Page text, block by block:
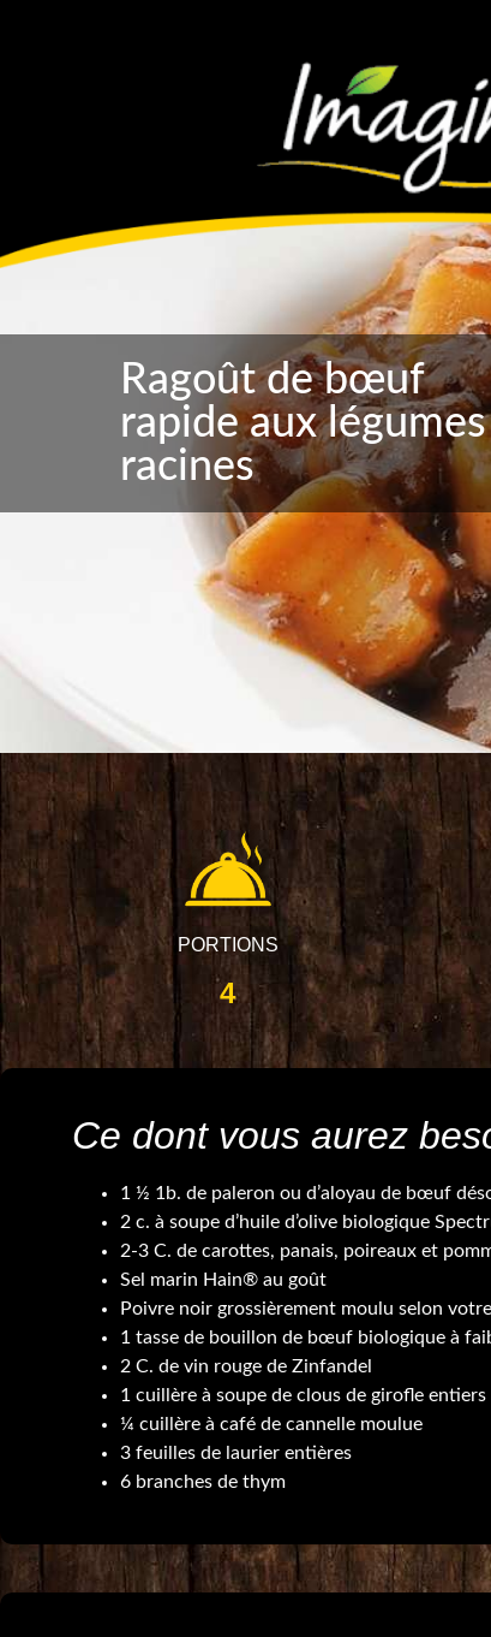
Ragoût de bœuf
rapide aux légumes
racines
PORTIONS
4
Ce dont vous aurez
1 ½ 1b. de paleron ou d’aloyau de bœuf
2 c. à soupe d’huile d’olive biologique
2-3 C. de carottes, panais, poireaux et
Sel marin Hain® au goût
Poivre noir grossièrement moulu selon
1 tasse de bouillon de bœuf biologique à
2 C. de vin rouge de Zinfandel
1 cuillère à soupe de clous de girofle entiers
¼ cuillère à café de cannelle moulue
3 feuilles de laurier entières
6 branches de thym